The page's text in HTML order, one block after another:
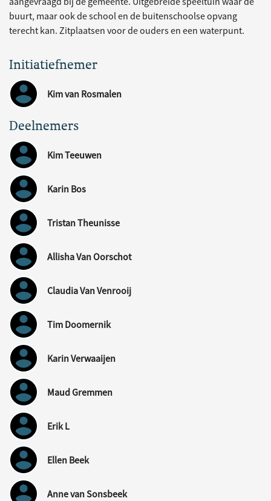
buurt, maar ook de school en de buitenschoolse opvang
terecht kan. Zitplaatsen voor de ouders en een waterpunt.
Initiatiefnemer
Kim van Rosmalen
Deelnemers
Kim Teeuwen
Karin Bos
Tristan Theunisse
Allisha Van Oorschot
Claudia Van Venrooij
Tim Doomernik
Karin Verwaaijen
Maud Gremmen
Erik L
Ellen Beek
Anne van Sonsbeek